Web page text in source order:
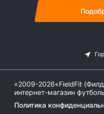
«2009-2026«FieldFit
интернет-магазин
Политика